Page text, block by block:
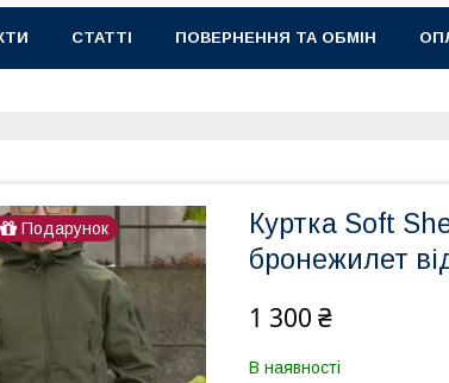
СТАТТІ ПОВЕРНЕННЯ ТА ОБМІН
Подарунок
Куртка Soft
бронежилет
1 300 ₴
В наявності